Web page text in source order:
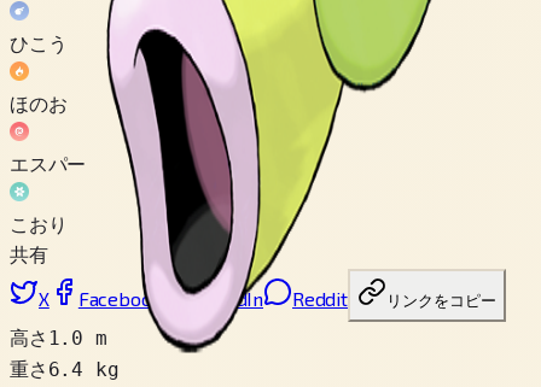
ひこう
ほのお
エスパー
こおり
共有
X
Facebook LinkedIn Reddit リンクをコピー
高さ 1.0 m
重さ 6.4 kg